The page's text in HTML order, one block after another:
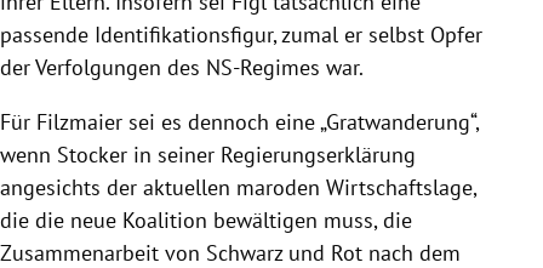
passende Identifikationsfigur, zumal er selbst Opfer
der Verfolgungen des NS-Regimes war.
Für Filzmaier sei es dennoch eine „Gratwanderung“,
wenn Stocker in seiner Regierungserklärung
angesichts der aktuellen maroden Wirtschaftslage,
die die neue Koalition bewältigen muss, die
Zusammenarbeit von Schwarz und Rot nach dem